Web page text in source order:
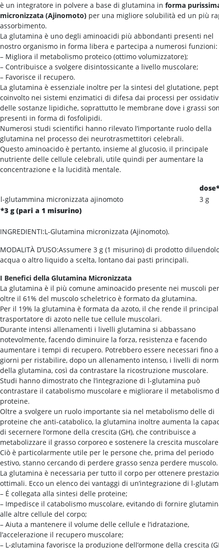
è un integratore in polvere a base di glutamina in forma
micronizzata (Ajinomoto) per una migliore solubilità ed un più
assorbimento.
La glutamina è uno degli aminoacidi più abbondanti presenti nel
nostro organismo in forma libera e partecipa a numerosi funzioni:
– Migliora il metabolismo proteico (ottimo volumizzatore);
– Contribuisce a svolgere disintossicante a livello muscolare;
– Favorisce il recupero.
La glutamina è essenziale inoltre per la sintesi del glutatione,
coinvolto nei sistemi enzimatici di difesa dai processi per
delle sostanze lipidiche, soprattutto le membrane dove i grassi
presenti in forma di fosfolipidi.
Numerosi studi scientifici hanno rilevato l’importante ruolo della
glutamina nel processo dei neurotrasmettitori celebrali.
Questo aminoacido è pertanto, insieme al glucosio, il principale
nutriente delle cellule celebrali, utile quindi per aumentare la
concentrazione e la lucidità mentale.
*3 g (pari a 1 misurino)
l-glutammina micronizzata ajinomoto 3 g
INGREDIENTI:L-Glutamina micronizzata (Ajinomoto).
MODALITÀ D’USO:Assumere 3 g (1 misurino) di prodotto
acqua o altro liquido a scelta, lontano dai pasti principali.
I Benefici della Glutamina Micronizzata
La glutamina è il più comune aminoacido presente nei muscoli
oltre il 61% del muscolo scheletrico è formato da glutamina.
Per il 19% la glutamina è formata da azoto, il che rende il
trasportatore di azoto nelle tue cellule muscolari.
Durante intensi allenamenti i livelli glutamina si abbassano
notevolmente, facendo diminuire la forza, resistenza e facendo
aumentare i tempi di recupero. Potrebbero essere necessari fino
giorni per ristabilire, dopo un allenamento intenso, i livelli di
della glutamina, così da contrastare la ricostruzione muscolare.
Studi hanno dimostrato che l’integrazione di l-glutamina può
contrastare il catabolismo muscolare e migliorare il metabolismo
proteine.
Oltre a svolgere un ruolo importante sia nel metabolismo delle di
proteine che anti-catabolico, la glutamina inoltre aumenta la
di secernere l’ormone della crescita (GH), che contribuisce a
metabolizzare il grasso corporeo e sostenere la crescita
Ciò è particolarmente utile per le persone che, prima del periodo
estivo, stanno cercando di perdere grasso senza perdere muscolo.
La glutamina è necessaria per tutto il corpo per ottenere
ottimali. Ecco un elenco dei vantaggi di un’integrazione di l-
– É collegata alla sintesi delle proteine;
– Impedisce il catabolismo muscolare, evitando di fornire
alle altre cellule del corpo;
– Aiuta a mantenere il volume delle cellule e l’idratazione,
l’accelerazione il recupero muscolare;
– L-glutamina favorisce la produzione dell’ormone della crescita